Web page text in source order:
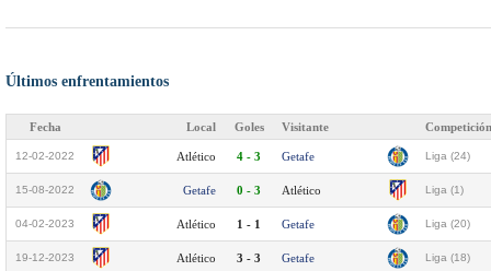
Últimos enfrentamientos
Fecha Local Goles Visitante Competición
12-02-2022 Atlético 4 - 3 Getafe Liga (24)
15-08-2022 Getafe 0 - 3 Atlético Liga (1)
04-02-2023 Atlético 1 - 1 Getafe Liga (20)
19-12-2023 Atlético 3 - 3 Getafe Liga (18)